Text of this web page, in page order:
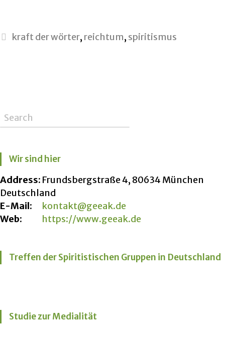
kraft der wörter, reichtum, spiritismus
Wir sind hier
Address: Frundsbergstraße 4, 80634 München
Deutschland
E-Mail:
kontakt@geeak.de
Web:
https://www.geeak.de
Treffen der Spiritistischen Gruppen in Deutschland
Studie zur Medialität